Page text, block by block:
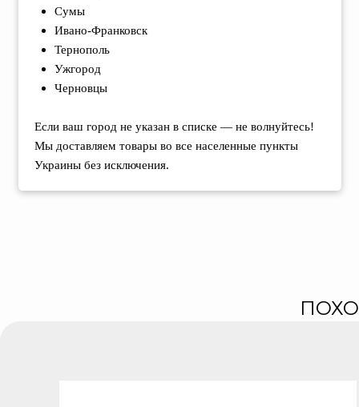
Сумы
Ивано-Франковск
Тернополь
Ужгород
Черновцы
Если ваш город не указан в списке — не волнуйтесь!
Мы доставляем товары во все населенные пункты
Украины без исключения.